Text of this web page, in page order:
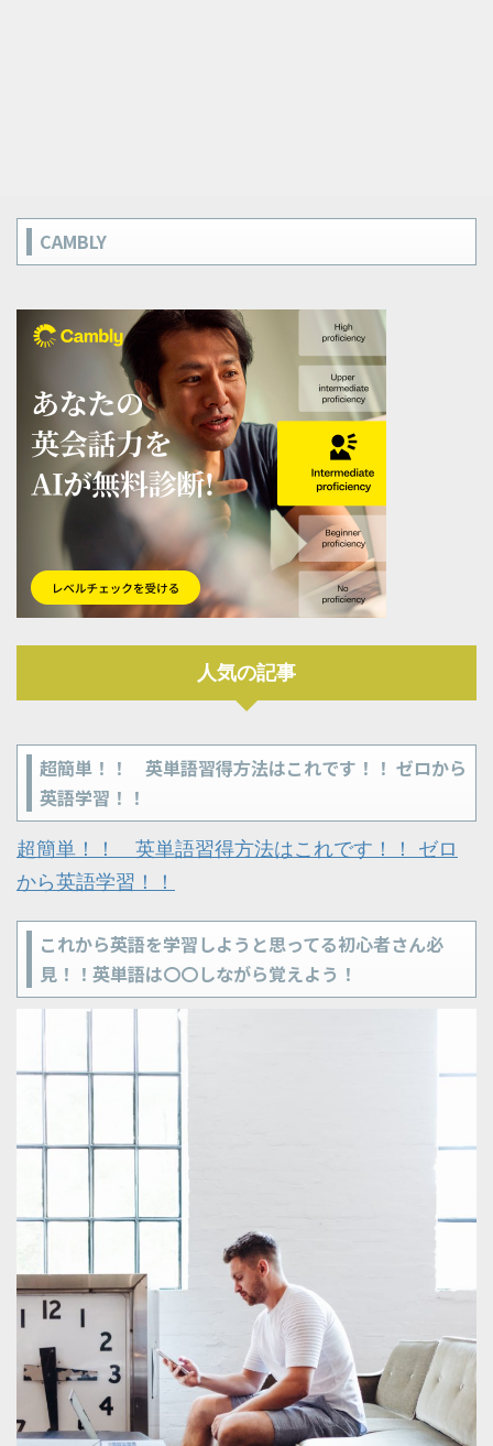
CAMBLY
人気の記事
超簡単！！ 英単語習得方法はこれです！！ ゼロから
英語学習！！
超簡単！！ 英単語習得方法はこれです！！ ゼロ
から英語学習！！
これから英語を学習しようと思ってる初心者さん必
見！！英単語は〇〇しながら覚えよう！